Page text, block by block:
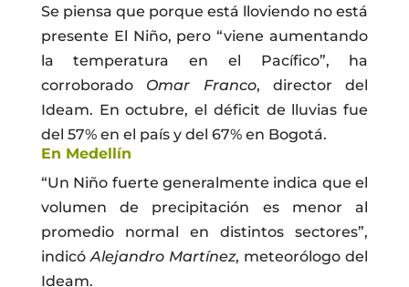
Se piensa que porque está lloviendo no está
presente El Niño, pero “viene aumentando
la temperatura en el Pacífico”, ha
corroborado Omar Franco, director del
Ideam. En octubre, el déficit de lluvias fue
del 57% en el país y del 67% en Bogotá.
En Medellín
“Un Niño fuerte generalmente indica que el
volumen de precipitación es menor al
promedio normal en distintos sectores”,
indicóAlejandro Martínez, meteorólogo del
Ideam.